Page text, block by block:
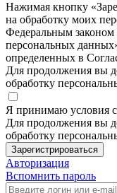
Нажимая кнопку
на обработку моих
Федеральным
персональных
определенных в
Для продолжения вы
обработку
Я принимаю условия
Для продолжения вы
обработку
Зарегистрироваться
Авторизация
Вспомнить пароль